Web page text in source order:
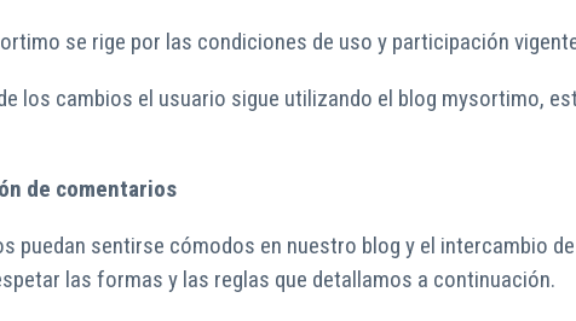
se rige por las condiciones de uso y participación
los cambios el usuario sigue utilizando el blog mysortimo,
de comentarios
puedan sentirse cómodos en nuestro blog y el intercambio
las formas y las reglas que detallamos a continuación.